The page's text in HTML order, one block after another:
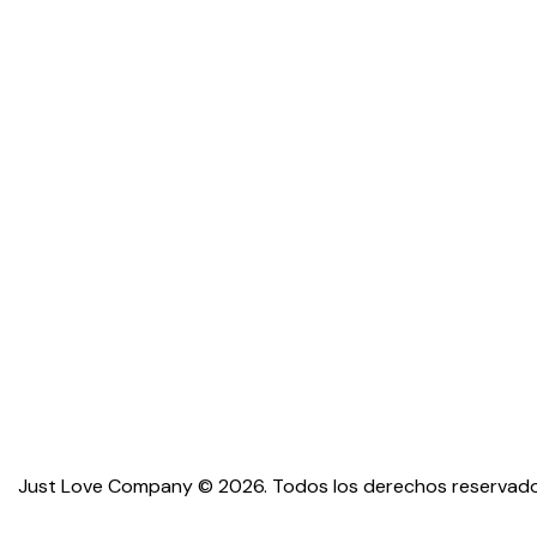
Just Love Company © 2026. Todos los derechos